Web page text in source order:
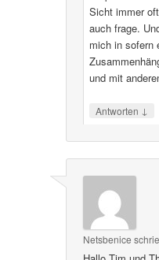
Sicht immer
auch frage.
mich in sofern
und mit
Antworten ↓
Netsbenice